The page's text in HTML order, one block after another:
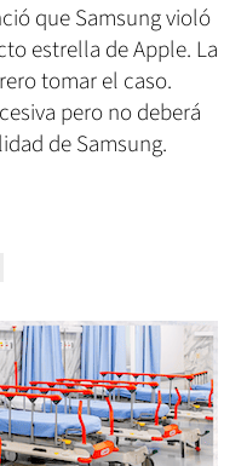
que Samsung violó
estrella de Apple. La
tomar el caso.
pero no deberá
de Samsung.